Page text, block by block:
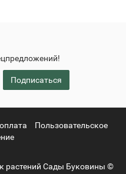
Подписаться
Пользовательское
растений Сады Буковины ©